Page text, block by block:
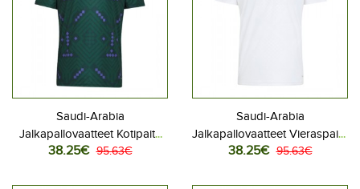
Saudi-Arabia
Jalkapallovaatteet Kotipaita
MM-kisat 2026 Lyhythihainen
38.25€ 95.63€
Saudi-Arabia
Jalkapallovaatteet Vieraspaita
MM-kisat 2026 Lyhythihainen
38.25€ 95.63€